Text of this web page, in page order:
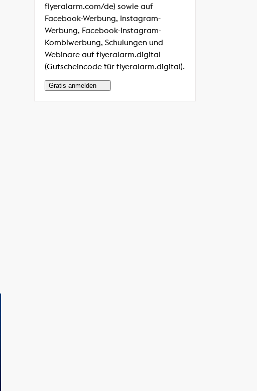
flyeralarm.com/de) sowie auf
Facebook-Werbung, Instagram-
Werbung, Facebook-Instagram-
Kombiwerbung, Schulungen und
Webinare auf flyeralarm.digital
(Gutscheincode für flyeralarm.digital).
Gratis anmelden